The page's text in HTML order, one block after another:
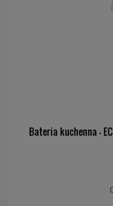
Bateria kuchenna -